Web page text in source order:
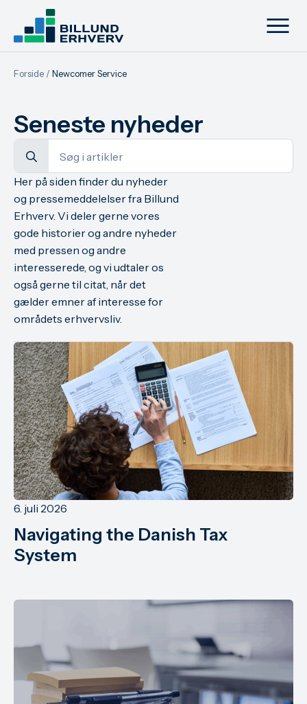
Forside / Newcomer Service
Seneste nyheder
for:
Her på siden finder du nyheder
og pressemeddelelser fra Billund
Erhverv. Vi deler gerne vores
gode historier og andre nyheder
med pressen og andre
interesserede, og vi udtaler os
også gerne til citat, når det
gælder emner af interesse for
områdets erhvervsliv.
Navigating the Danish Tax
System
6. juli 2026